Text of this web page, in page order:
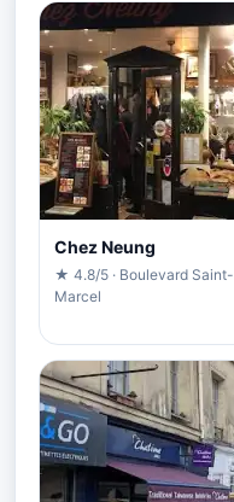
Chez Neung
★ 4.8/5 · Boulevard Saint-
Marcel